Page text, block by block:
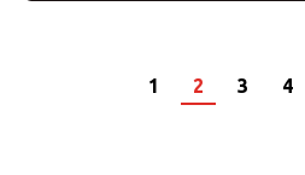
1 2 3 4